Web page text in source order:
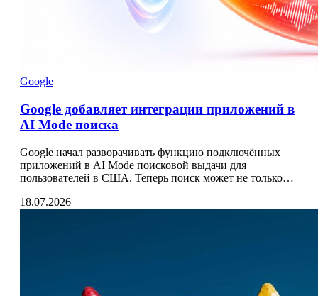
Google
Google добавляет интеграции приложений в
AI Mode поиска
Google начал разворачивать функцию подключённых
приложений в AI Mode поисковой выдачи для
пользователей в США. Теперь поиск может не только…
18.07.2026